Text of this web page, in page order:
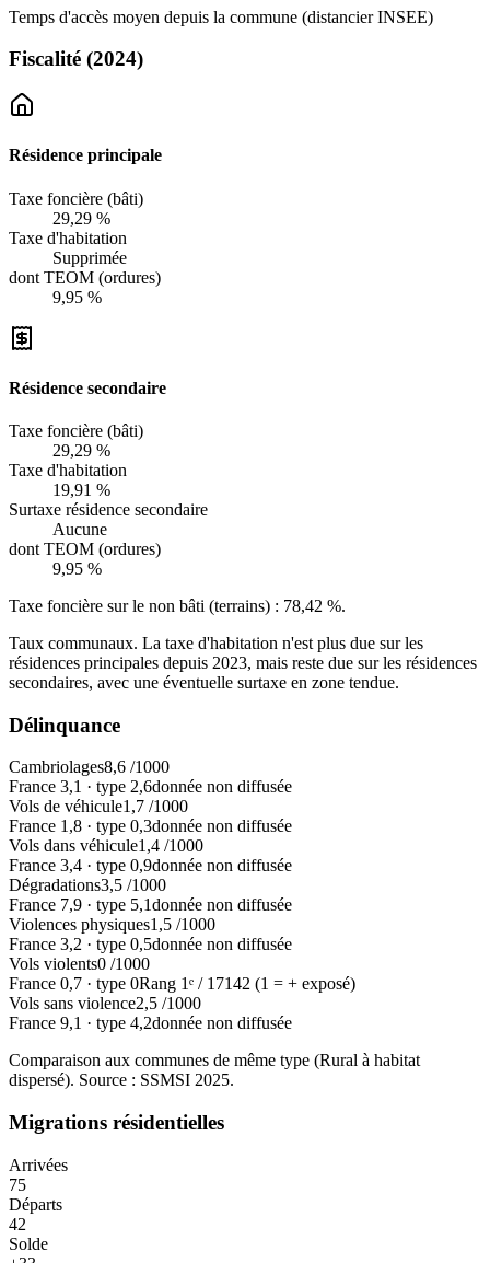
Temps d'accès moyen depuis la commune (distancier INSEE)
Fiscalité (2024)
Résidence principale
Taxe foncière (bâti)
29,29 %
Taxe d'habitation
Supprimée
dont TEOM (ordures)
9,95 %
Résidence secondaire
Taxe foncière (bâti)
29,29 %
Taxe d'habitation
19,91 %
Surtaxe résidence secondaire
Aucune
dont TEOM (ordures)
9,95 %
Taxe foncière sur le non bâti (terrains) : 78,42 %.
Taux communaux. La taxe d'habitation n'est plus due sur les
résidences principales depuis 2023, mais reste due sur les résidences
secondaires, avec une éventuelle surtaxe en zone tendue.
Délinquance
Cambriolages8,6 /1000
France 3,1 · type 2,6donnée non diffusée
Vols de véhicule1,7 /1000
France 1,8 · type 0,3donnée non diffusée
Vols dans véhicule1,4 /1000
France 3,4 · type 0,9donnée non diffusée
Dégradations3,5 /1000
France 7,9 · type 5,1donnée non diffusée
Violences physiques1,5 /1000
France 3,2 · type 0,5donnée non diffusée
Vols violents0 /1000
France 0,7 · type 0Rang 1ᵉ / 17142 (1 = + exposé)
Vols sans violence2,5 /1000
France 9,1 · type 4,2donnée non diffusée
Comparaison aux communes de même type (Rural à habitat
dispersé). Source : SSMSI 2025.
Migrations résidentielles
Arrivées
75
Départs
42
Solde